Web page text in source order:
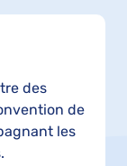
des
de
les